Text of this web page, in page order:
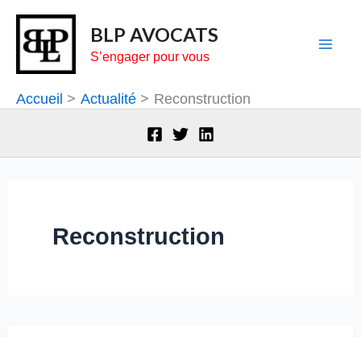
Aller
contenu
BLP AVOCATS
S’engager pour vous
Accueil Actualité Reconstruction
Reconstruction